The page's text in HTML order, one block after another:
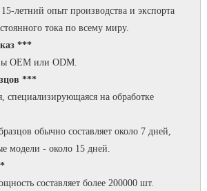
летний опыт производства и экспорта
тока по всему миру.
***
OEM или ODM.
***
специализирующаяся на обработке
обычно составляет около 7 дней,
модели - около 15 дней.
составляет более 200000 шт.